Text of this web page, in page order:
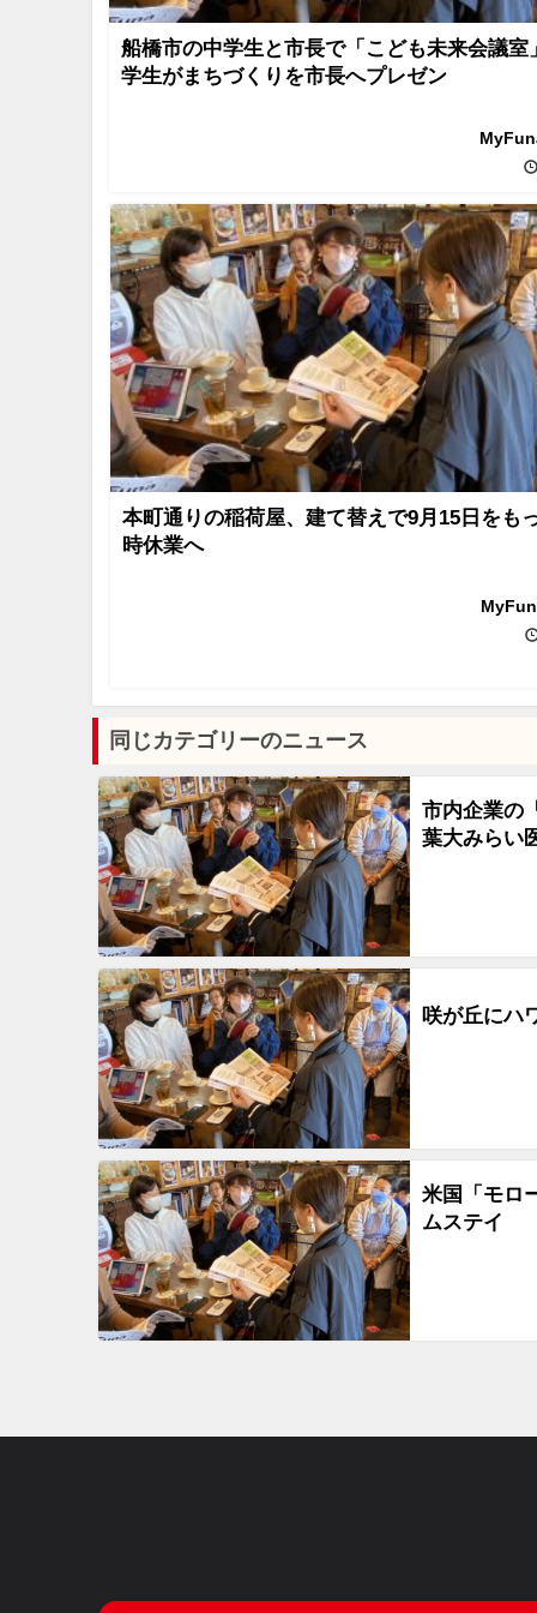
船橋市の中学生と市長で「こども未来会議
学生がまちづくりを市長へプレゼン
本町通りの稲荷屋、建て替えで9月15日をも
時休業へ
同じカテゴリーのニュース
市内企業の
葉大みらい
咲が丘にハ
米国「モロ
ムステイ